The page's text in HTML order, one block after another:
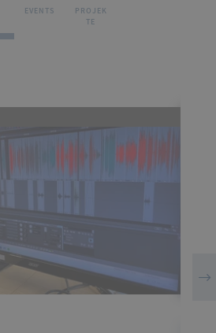
EVENTS
PROJEK
TE